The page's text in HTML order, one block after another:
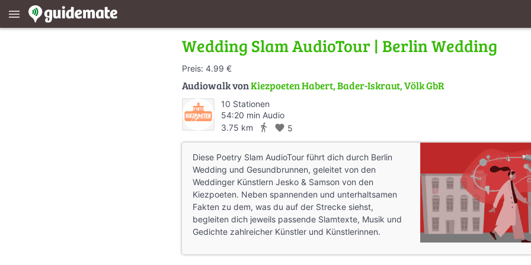
menu
Wedding Slam AudioTour | Berlin Wedding
Preis: 4.99 €
Audiowalk vonKiezpoeten Habert, Bader-Iskraut, Völk GbR
10 Stationen
54:20 min Audio
3.75 km
directions_walk favorite 5
Diese Poetry Slam AudioTour führt dich durch Berlin
Wedding und Gesundbrunnen, geleitet von den
Weddinger Künstlern Jesko & Samson von den
Kiezpoeten. Neben spannenden und unterhaltsamen
Fakten zu dem, was du auf der Strecke siehst,
begleiten dich jeweils passende Slamtexte, Musik und
Gedichte zahlreicher Künstler und Künstlerinnen.